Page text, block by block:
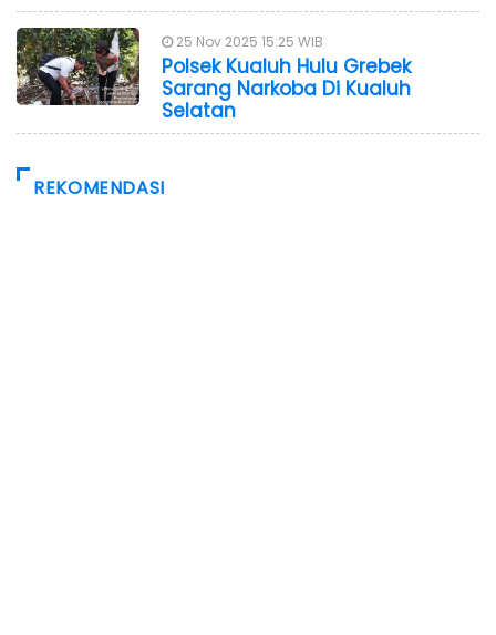
25 Nov 2025 15:25 WIB
Polsek Kualuh Hulu Grebek
Sarang Narkoba Di Kualuh
Selatan
REKOMENDASI